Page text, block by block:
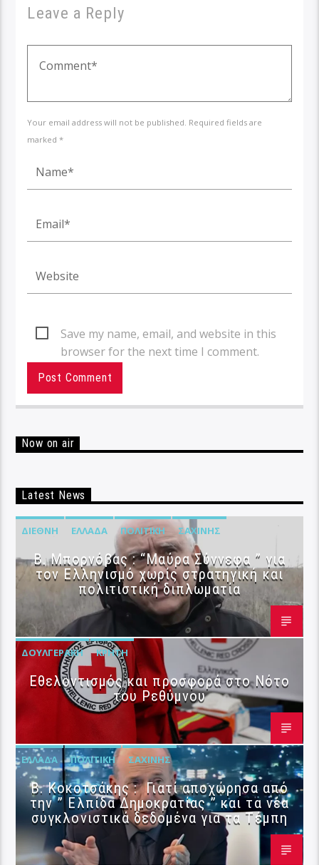
Leave a Reply
Your email address will not be published. Required fields are
marked *
Save my name, email, and website in this
browser for the next time I comment.
Now on air
Latest News
ΔΙΕΘΝΉ ΕΛΛΆΔΑ ΠΟΛΙΤΙΚΉ ΣΑΧΊΝΗΣ
B. Μπορνόβας : “Μαύρα Σύννεφα ” για
τον Ελληνισμό χωρίς στρατηγική και
πολιτιστική διπλωματία
ΔΟΥΛΓΕΡΆΚΗ ΚΡΉΤΗ
Εθελοντισμός και προσφορά στο Νότο
του Ρεθύμνου
ΕΛΛΆΔΑ ΠΟΛΙΤΙΚΉ ΣΑΧΊΝΗΣ
Β. Κοκοτσάκης : Γιατί αποχώρησα από
την ” Ελπίδα Δημοκρατίας ” και τα νέα
συγκλονιστικά δεδομένα για τα Τέμπη